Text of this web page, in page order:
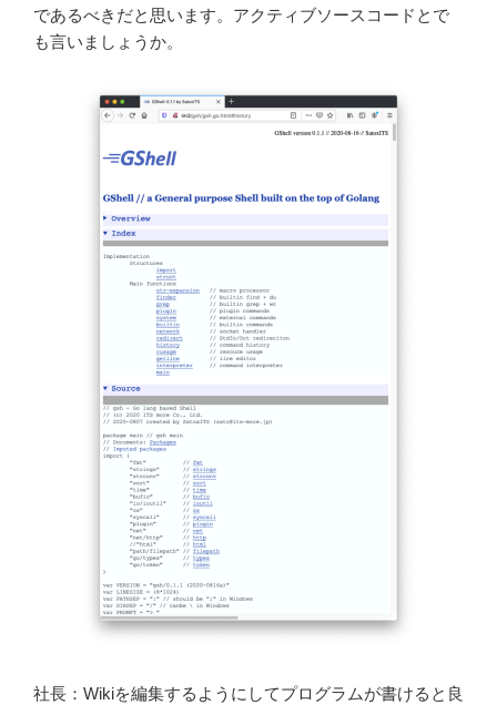
であるべきだと思います。アクティブソースコードとで
も言いましょうか。
社長：Wikiを編集するようにしてプログラムが書けると良